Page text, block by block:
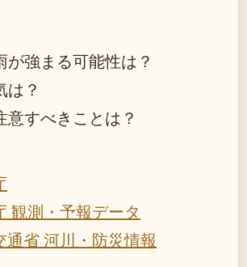
が強まる可能性は？
は？
意すべきことは？
観測・予報データ
通省 河川・防災情報